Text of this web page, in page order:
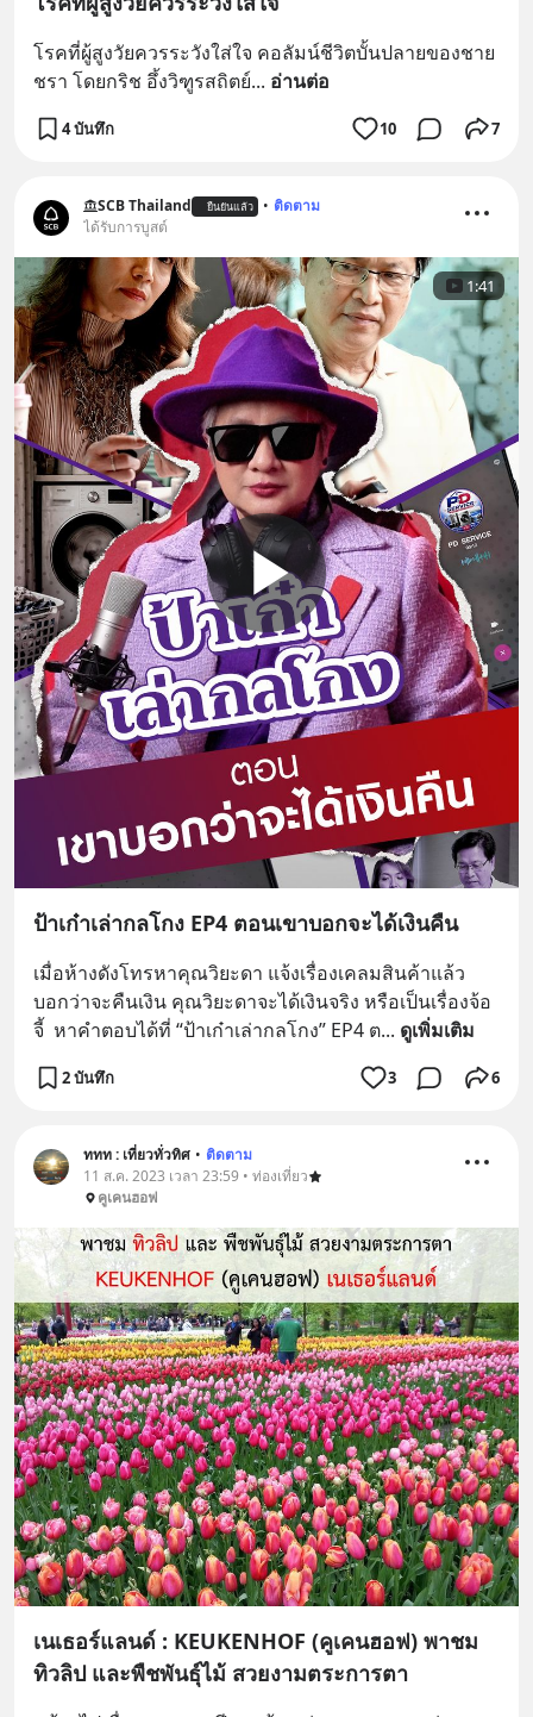
โรคที่ผู้สูงวัยควรระวังใส่ใจ คอลัมน์ชีวิตบั้นปลายของชาย
ชรา โดยกริช อึ้งวิฑูรสถิตย์... อ่านต่อ
4 บันทึก 10 7
SCB Thailand ยืนยันแล้ว • ติดตาม
ได้รับการบูสต์
1:41
ป้าเก๋าเล่ากลโกง EP4 ตอนเขาบอกจะได้เงินคืน
เมื่อห้างดังโทรหาคุณวิยะดา แจ้งเรื่องเคลมสินค้าแล้ว
บอกว่าจะคืนเงิน คุณวิยะดาจะได้เงินจริง หรือเป็นเรื่องจ้อ
จี้  หาคำตอบได้ที่ “ป้าเก๋าเล่ากลโกง” EP4 ต... ดูเพิ่มเติม
2 บันทึก 3 6
ททท : เที่ยวทั่วทิศ • ติดตาม
11 ส.ค. 2023 เวลา 23:59 • ท่องเที่ยว
คูเคนฮอฟ
เนเธอร์แลนด์ : KEUKENHOF (คูเคนฮอฟ) พาชม
ทิวลิป และพืชพันธุ์ไม้ สวยงามตระการตา